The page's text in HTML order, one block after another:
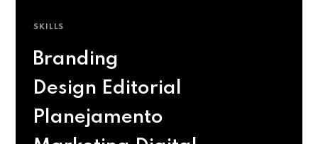
SKILLS
Branding
Design Editorial
Planejamento